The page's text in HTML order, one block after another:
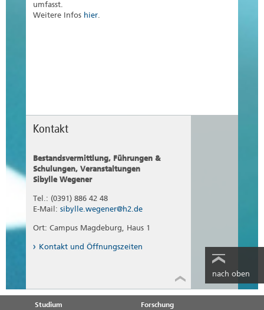
umfasst.
Weitere Infos hier
Kontakt
Bestandsvermittlung, Führungen &
Schulungen, Veranstaltungen
Sibylle Wegener
Tel.: (0391) 886 42 48
E-Mail: sibylle.wegener@h2.de
Ort: Campus Magdeburg, Haus 1
Kontakt und Öffnungszeiten
nach oben
Studium Forschung